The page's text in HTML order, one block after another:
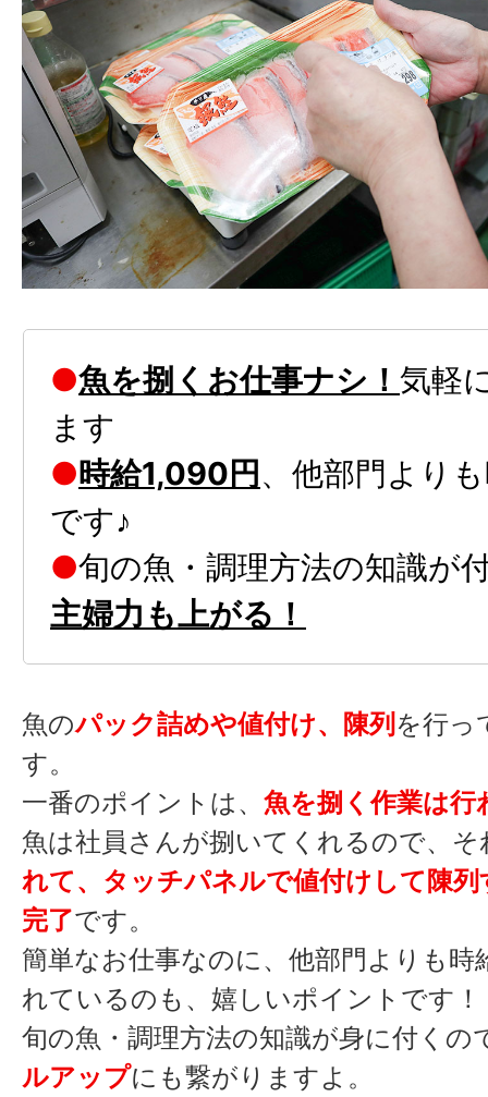
●魚を捌くお仕事ナシ！ 気軽
ます
●時給1,090円 、他部門より
です♪
●旬の魚・調理方法の知識が
主婦力も上がる！
魚のパック詰めや値付け、陳列 を行っ
す。
一番のポイントは、 魚を捌く作業は行
魚は社員さんが捌いてくれるので、そ
れて、タッチパネルで値付けして陳
完了です。
簡単なお仕事なのに、他部門よりも時
れているのも、嬉しいポイントです！
旬の魚・調理方法の知識が身に付くの
ルアップにも繋がりますよ。